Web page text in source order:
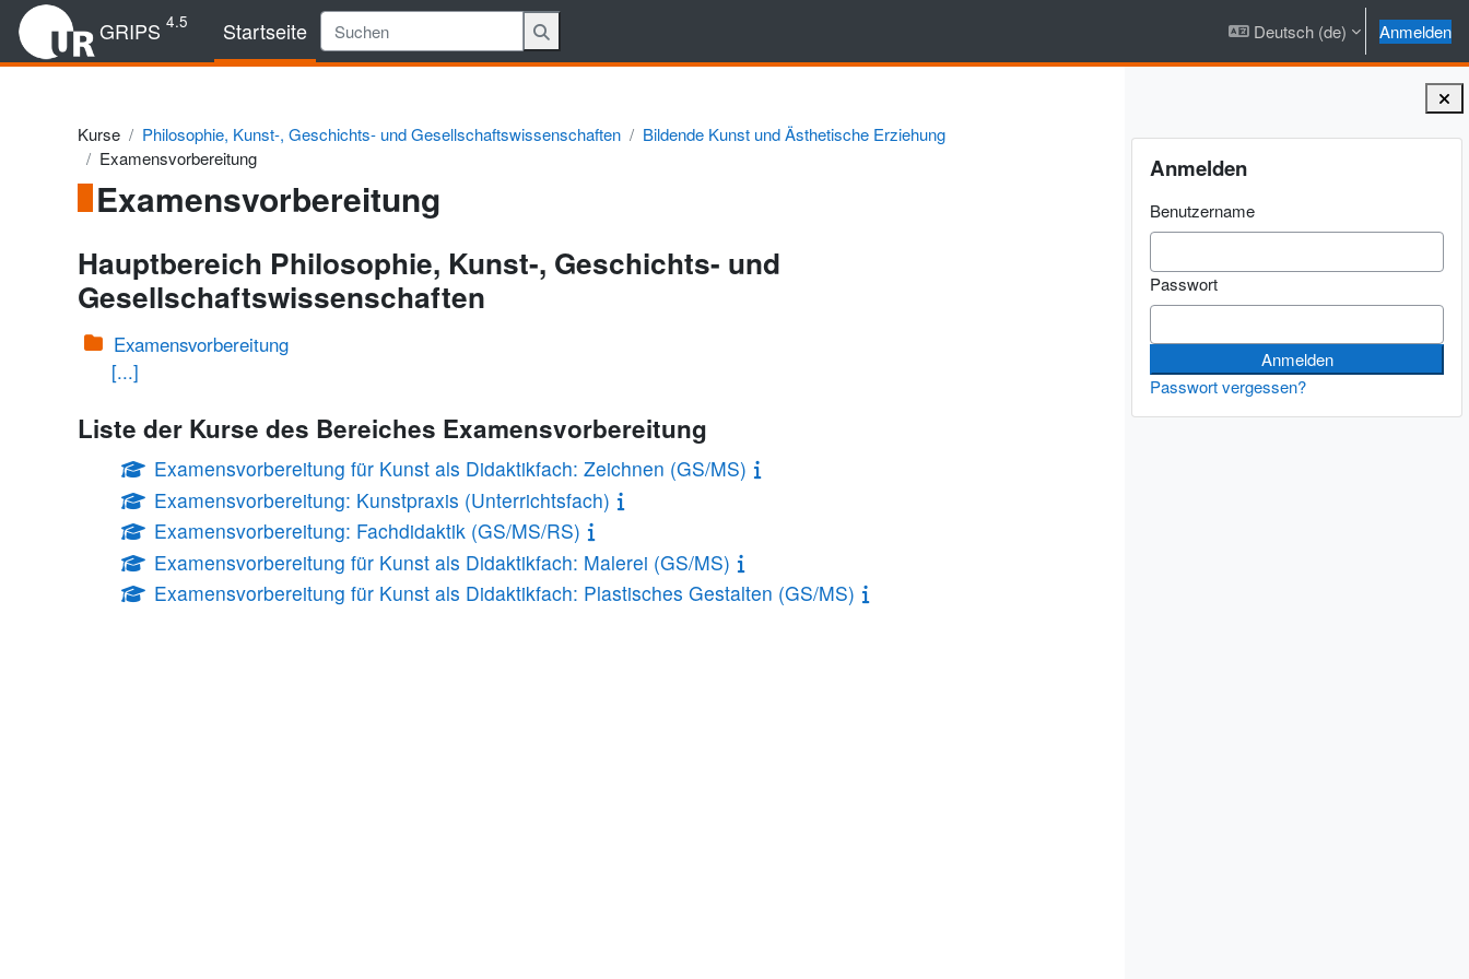
Zum Hauptinhalt
GRIPS 4.5 Startseite Deutsch ‎(de)‎ Anmelden
Blöcke
Anmelden
Benutzername
Passwort
Passwort vergessen?
Kurse Philosophie, Kunst-, Geschichts- und Gesellschaftswissenschaften
Bildende Kunst und Ästhetische Erziehung
Examensvorbereitung
Examensvorbereitung
Hauptbereich Philosophie, Kunst-, Geschichts- und
Gesellschaftswissenschaften
Examensvorbereitung
[...]
Liste der Kurse des Bereiches Examensvorbereitung
Examensvorbereitung für Kunst als Didaktikfach: Zeichnen (GS/MS)
Examensvorbereitung: Kunstpraxis (Unterrichtsfach)
Examensvorbereitung: Fachdidaktik (GS/MS/RS)
Examensvorbereitung für Kunst als Didaktikfach: Malerei (GS/MS)
Examensvorbereitung für Kunst als Didaktikfach: Plastisches Gestalten (GS/MS)